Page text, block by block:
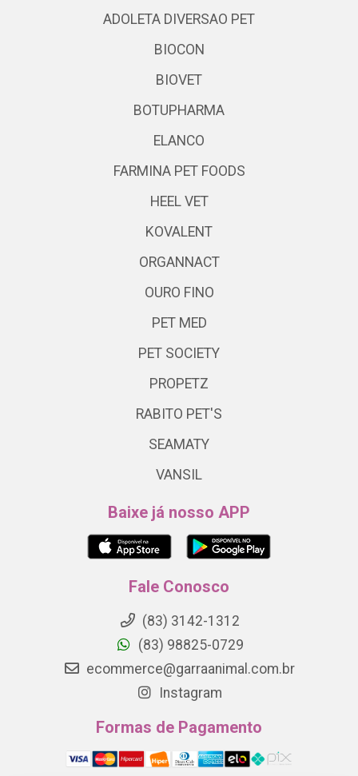
ADOLETA DIVERSAO PET
BIOCON
BIOVET
BOTUPHARMA
ELANCO
FARMINA PET FOODS
HEEL VET
KOVALENT
ORGANNACT
OURO FINO
PET MED
PET SOCIETY
PROPETZ
RABITO PET'S
SEAMATY
VANSIL
Baixe já nosso APP
Fale Conosco
(83) 3142-1312
(83) 98825-0729
ecommerce@garraanimal.com.br
Instagram
Formas de Pagamento